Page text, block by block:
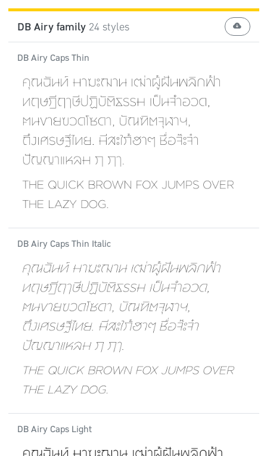
DB Airy family24 styles
DB Airy Caps Thin
DB Airy Caps Thin Italic
DB Airy Caps Light